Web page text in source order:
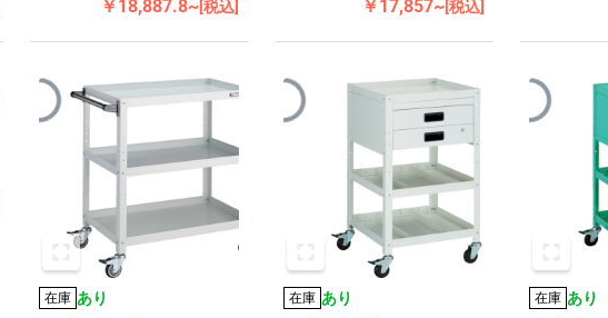
￥18,887.8~[税込] ￥17,857~[税込]
在庫 あり
在庫 あり
在庫 あり